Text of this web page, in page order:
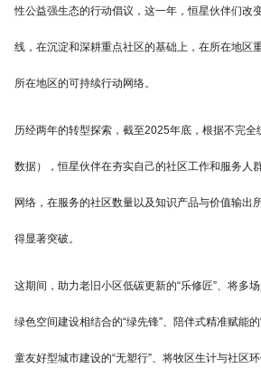
性公益强生态的行动倡议，这一年，恒星伙伴们改
线，在沉淀和深耕重点社区的基础上，在所在地区
所在地区的可持续行动网络。
历经两年的转型探索，截至2025年底，根据不完全
数据），恒星伙伴在夯实自己的社区工作和服务人
网络，在服务的社区数量以及知识产品与价值输出
得显著突破。
这期间，助力老旧小区低碳更新的“乐修匠”、将多
绿色空间建设相结合的“绿先锋”、陪伴式精准赋能
童友好型城市建设的“无塑行”、将牧区生计与社区